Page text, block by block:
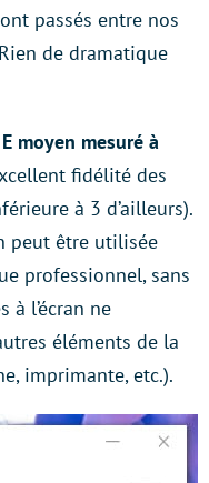
passés entre nos
de dramatique
moyen mesuré à
fidélité des
à 3 d’ailleurs).
peut être utilisée
professionnel, sans
à l’écran ne
éléments de la
imprimante, etc.).